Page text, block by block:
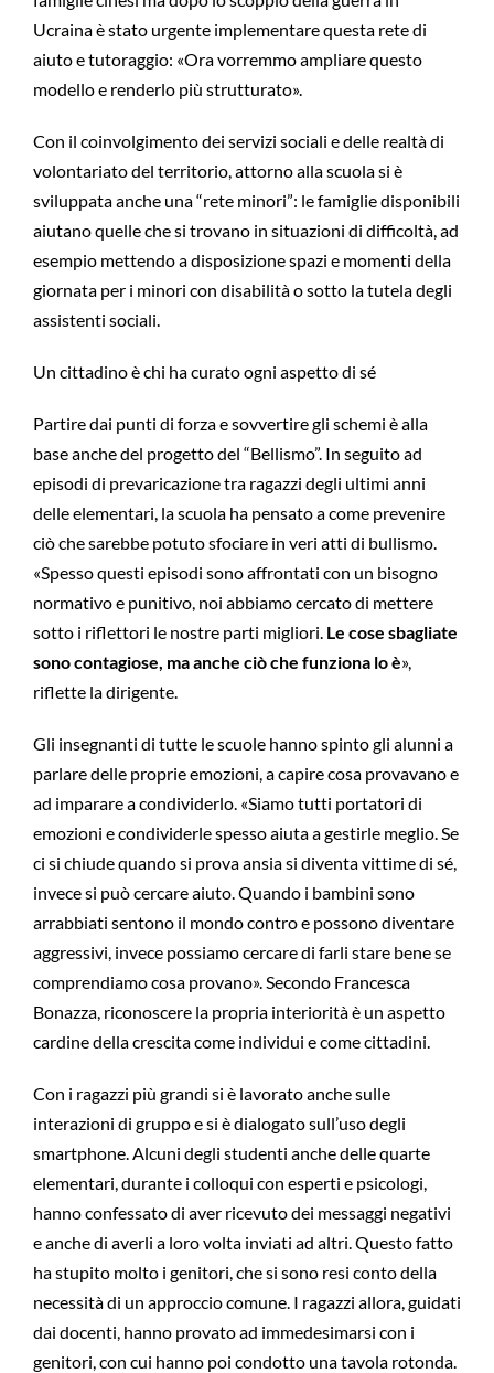
Ucraina è stato urgente implementare questa rete di
aiuto e tutoraggio: «Ora vorremmo ampliare questo
modello e renderlo più strutturato».
Con il coinvolgimento dei servizi sociali e delle realtà di
volontariato del territorio, attorno alla scuola si è
sviluppata anche una “rete minori”: le famiglie disponibili
aiutano quelle che si trovano in situazioni di difficoltà, ad
esempio mettendo a disposizione spazi e momenti della
giornata per i minori con disabilità o sotto la tutela degli
assistenti sociali.
Un cittadino è chi ha curato ogni aspetto di sé
Partire dai punti di forza e sovvertire gli schemi è alla
base anche del progetto del “Bellismo”. In seguito ad
episodi di prevaricazione tra ragazzi degli ultimi anni
delle elementari, la scuola ha pensato a come prevenire
ciò che sarebbe potuto sfociare in veri atti di bullismo.
«Spesso questi episodi sono affrontati con un bisogno
normativo e punitivo, noi abbiamo cercato di mettere
sotto i riflettori le nostre parti migliori. Le cose sbagliate
sono contagiose, ma anche ciò che funziona lo è»,
riflette la dirigente.
Gli insegnanti di tutte le scuole hanno spinto gli alunni a
parlare delle proprie emozioni, a capire cosa provavano e
ad imparare a condividerlo. «Siamo tutti portatori di
emozioni e condividerle spesso aiuta a gestirle meglio. Se
ci si chiude quando si prova ansia si diventa vittime di sé,
invece si può cercare aiuto. Quando i bambini sono
arrabbiati sentono il mondo contro e possono diventare
aggressivi, invece possiamo cercare di farli stare bene se
comprendiamo cosa provano». Secondo Francesca
Bonazza, riconoscere la propria interiorità è un aspetto
cardine della crescita come individui e come cittadini.
Con i ragazzi più grandi si è lavorato anche sulle
interazioni di gruppo e si è dialogato sull’uso degli
smartphone. Alcuni degli studenti anche delle quarte
elementari, durante i colloqui con esperti e psicologi,
hanno confessato di aver ricevuto dei messaggi negativi
e anche di averli a loro volta inviati ad altri. Questo fatto
ha stupito molto i genitori, che si sono resi conto della
necessità di un approccio comune. I ragazzi allora, guidati
dai docenti, hanno provato ad immedesimarsi con i
genitori, con cui hanno poi condotto una tavola rotonda.